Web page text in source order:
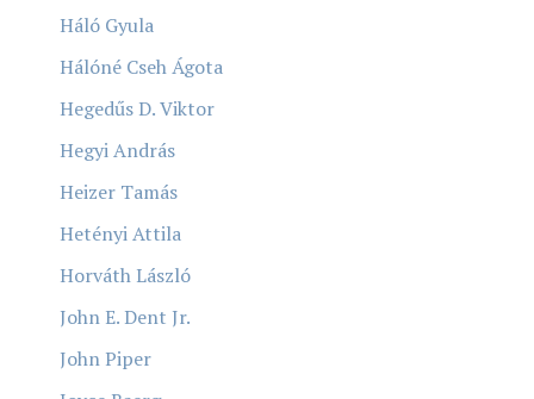
Háló Gyula
Hálóné Cseh Ágota
Hegedűs D. Viktor
Hegyi András
Heizer Tamás
Hetényi Attila
Horváth László
John E. Dent Jr.
John Piper